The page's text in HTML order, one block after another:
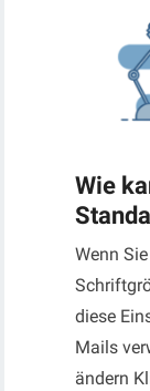
Wie
Wenn
diese
Mails
ändern